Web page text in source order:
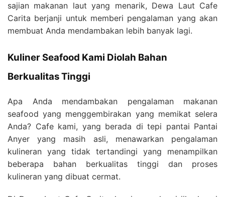
sajian makanan laut yang menarik, Dewa Laut Cafe
Carita berjanji untuk memberi pengalaman yang akan
membuat Anda mendambakan lebih banyak lagi.
Kuliner Seafood Kami Diolah Bahan
Berkualitas Tinggi
Apa Anda mendambakan pengalaman makanan
seafood yang menggembirakan yang memikat selera
Anda? Cafe kami, yang berada di tepi pantai Pantai
Anyer yang masih asli, menawarkan pengalaman
kulineran yang tidak tertandingi yang menampilkan
beberapa bahan berkualitas tinggi dan proses
kulineran yang dibuat cermat.